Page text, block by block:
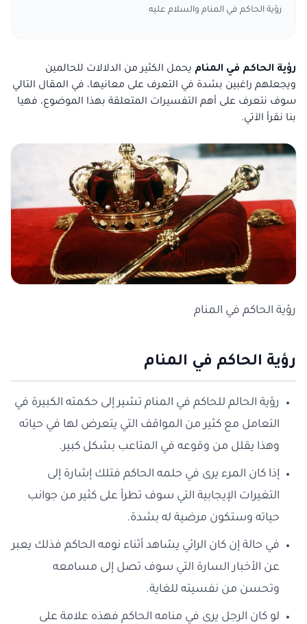
رؤية الحاكم في المنام والسلام عليه
رؤية الحاكم في المنام يحمل الكثير من الدلالات للحالمين
ويجعلهم راغبين بشدة في التعرف على معانيها، في المقال التالي
سوف نتعرف على أهم التفسيرات المتعلقة بهذا الموضوع، فهيا
بنا نقرأ الآتي.
رؤية الحاكم في المنام
رؤية الحاكم في المنام
رؤية الحالم للحاكم في المنام تشير إلى حكمته الكبيرة في
التعامل مع كثير من المواقف التي يتعرض لها في حياته
وهذا يقلل من وقوعه في المتاعب بشكل كبير.
إذا كان المرء يرى في حلمه الحاكم فتلك إشارة إلى
التغيرات الإيجابية التي سوف تطرأ على كثير من جوانب
حياته وستكون مرضية له بشدة.
في حالة إن كان الرائي يشاهد أثناء نومه الحاكم فذلك يعبر
عن الأخبار السارة التي سوف تصل إلى مسامعه
وتحسن من نفسيته للغاية.
لو كان الرجل يرى في منامه الحاكم فهذه علامة على